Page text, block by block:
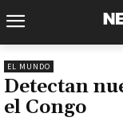
EL MUNDO
Detectan
el Congo